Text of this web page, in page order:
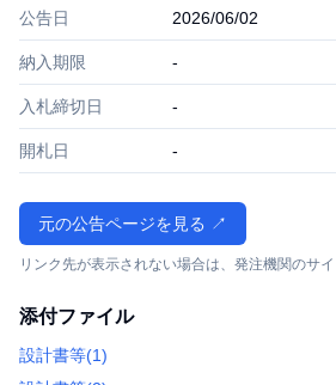
公告日 2026/06/02
納入期限 -
入札締切日 -
開札日 -
元の公告ページを見る ↗
リンク先が表示されない場合は、発注機関のサ
添付ファイル
設計書等(1)